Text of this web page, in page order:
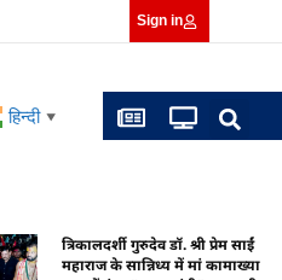
Sign in
हिन्दी ▼
त्रिकालदर्शी गुरुदेव डॉ. श्री प्रेम साईं
महाराज के सान्निध्य में मां कामाख्या